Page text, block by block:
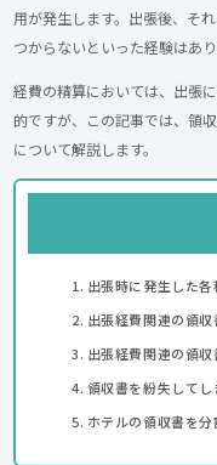
用が発生します。出張後、そ
つからないといった経験はあ
経費の精算においては、出張
的ですが、この記事では、領
について解説します。
出張時に発生した
出張経費関連の領
出張経費関連の領
領収書を紛失して
ホテルの領収書を